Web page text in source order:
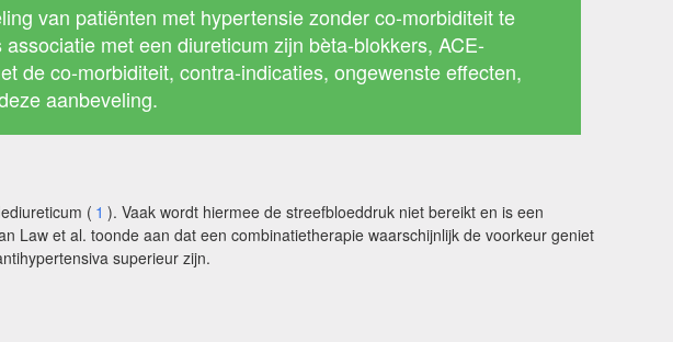
van patiënten met hypertensie zonder co-morbiditeit te
met een diureticum zijn bèta-blokkers, ACE-
de co-morbiditeit, contra-indicaties, ongewenste effecten,
aanbeveling.
( 1 ). Vaak wordt hiermee de streefbloeddruk niet bereikt en is een
Law et al. toonde aan dat een combinatietherapie waarschijnlijk de voorkeur geniet
superieur zijn.